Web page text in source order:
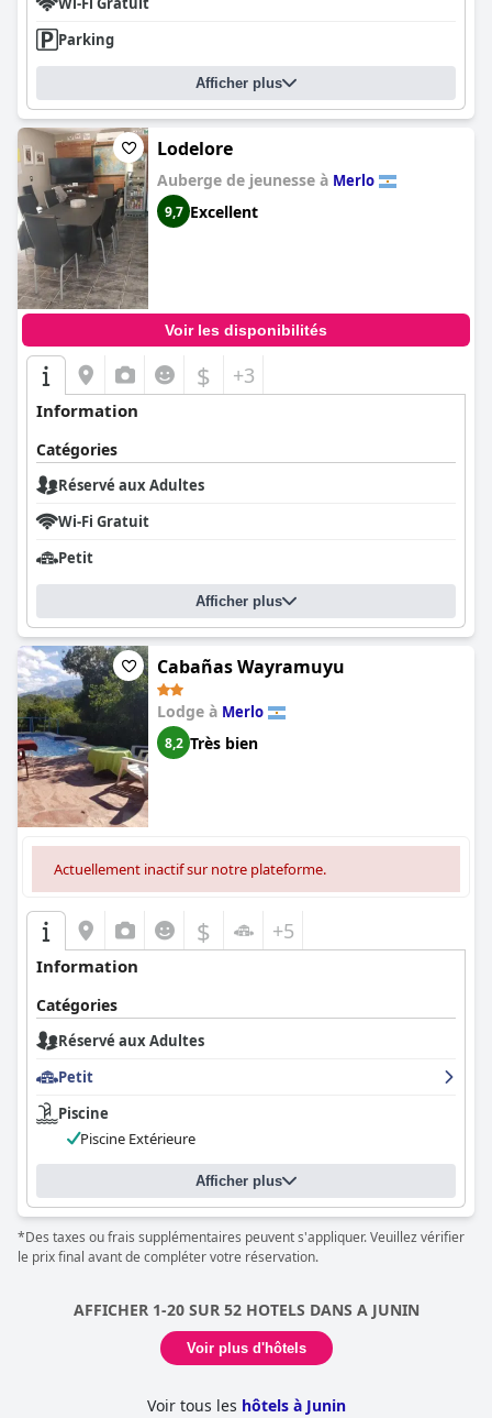
Parking
Afficher plus
Lodelore
Auberge de jeunesse à Merlo
9,7 Excellent
Voir les disponibilités
$ +3
Information
Catégories
Réservé aux Adultes
Wi-Fi Gratuit
Petit
Afficher plus
Cabañas Wayramuyu
Lodge à Merlo
8,2 Très bien
Actuellement inactif sur notre plateforme.
$ +5
Information
Catégories
Réservé aux Adultes
Petit
Piscine
Piscine Extérieure
Afficher plus
*Des taxes ou frais supplémentaires peuvent s'appliquer. Veuillez vérifier
le prix final avant de compléter votre réservation.
AFFICHER 1-20 SUR 52 HOTELS DANS A JUNIN
Voir plus d'hôtels
Voir tous les hôtels à Junin